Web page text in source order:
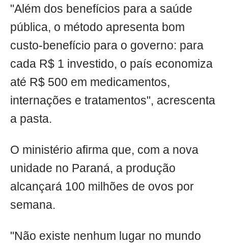
"Além dos benefícios para a saúde
pública, o método apresenta bom
custo-benefício para o governo: para
cada R$ 1 investido, o país economiza
até R$ 500 em medicamentos,
internações e tratamentos", acrescenta
a pasta.
O ministério afirma que, com a nova
unidade no Paraná, a produção
alcançará 100 milhões de ovos por
semana.
"Não existe nenhum lugar no mundo